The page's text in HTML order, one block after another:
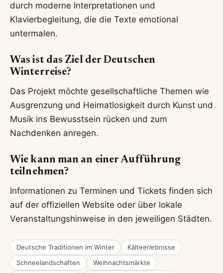
durch moderne Interpretationen und
Klavierbegleitung, die die Texte emotional
untermalen.
Was ist das Ziel der Deutschen
Winterreise?
Das Projekt möchte gesellschaftliche Themen wie
Ausgrenzung und Heimatlosigkeit durch Kunst und
Musik ins Bewusstsein rücken und zum
Nachdenken anregen.
Wie kann man an einer Aufführung
teilnehmen?
Informationen zu Terminen und Tickets finden sich
auf der offiziellen Website oder über lokale
Veranstaltungshinweise in den jeweiligen Städten.
Deutsche Traditionen im Winter
Kälteerlebnisse
Schneelandschaften
Weihnachtsmärkte